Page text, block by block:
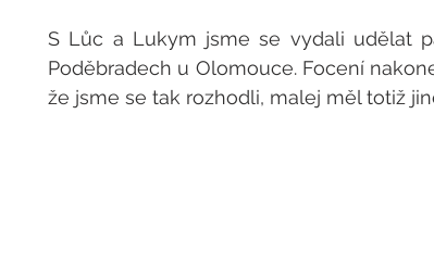
S Lůc a Lukym jsme se vydali udělat
Poděbradech u Olomouce. Focení
že jsme se tak rozhodli, malej měl totiž